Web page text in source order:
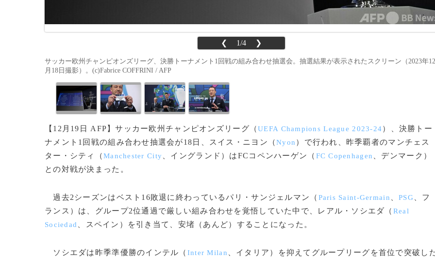
❮ 1/4 ❯
サッカー欧州チャンピオンズリーグ、決勝トーナメント1回戦の組み合わせ抽選会。抽選結果が表示されたスクリーン（2023年12
月18日撮影）。(c)Fabrice COFFRINI / AFP
【12月19日 AFP】サッカー欧州チャンピオンズリーグ（UEFA Champions League 2023-24）、決勝トー
ナメント1回戦の組み合わせ抽選会が18日、スイス・ニヨン（Nyon ）で行われ、昨季覇者のマンチェス
ター・シティ（Manchester City 、イングランド）はFCコペンハーゲン（ FC Copenhagen
、デンマーク）
との対戦が決まった。
過去2シーズンはベスト16敗退に終わっているパリ・サンジェルマン（ Paris Saint-Germain 、PSG 、フ
ランス）は、グループ2位通過で厳しい組み合わせを覚悟していた中で、レアル・ソシエダ（ Real
Sociedad
、スペイン）を引き当て、安堵（あんど）することになった。
ソシエダは昨季準優勝のインテル（ Inter Milan
、イタリア）を抑えてグループリーグを首位で突破し